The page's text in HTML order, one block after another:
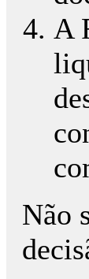
A
Não